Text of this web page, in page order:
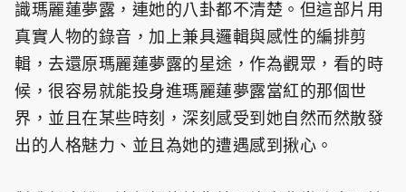
識瑪麗蓮夢露，連她的八卦都不清楚。但這部片用
真實人物的錄音，加上兼具邏輯與感性的編排剪
輯，去還原瑪麗蓮夢露的星途，作為觀眾，看的時
候，很容易就能投身進瑪麗蓮夢露當紅的那個世
界，並且在某些時刻，深刻感受到她自然而然散發
出的人格魅力、並且為她的遭遇感到揪心。